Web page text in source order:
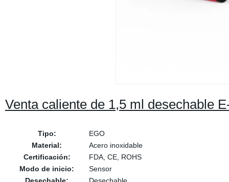
Venta caliente de 1,5 ml desechable
Tipo:
EGO
Material:
Acero inoxidable
Certificación:
FDA, CE, ROHS
Modo de inicio:
Sensor